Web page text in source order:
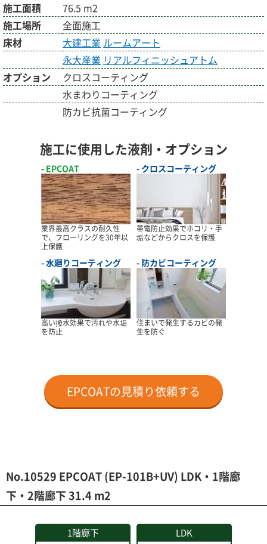
施工面積
76.5 m2
施工場所
全面施工
床材
大建工業 ルームアート
永大産業 リアルフィニッシュアトム
オプション
クロスコーティング
水まわりコーティング
防カビ抗菌コーティング
施工に使用した液剤・オプション
EPCOAT
業界最高クラスの耐久性
で、フローリングを30年以
上保護
クロスコーティング
帯電防止効果でホコリ・手
垢などからクロスを保護
水廻りコーティング
高い撥水効果で汚れや水垢
を防止
防カビコーティング
住まいで発生するカビの発
生を防ぐ
EPCOATの見積り依頼する
No.10529 EPCOAT (EP-101B+UV) LDK・1階廊
下・2階廊下 31.4 m2
1階廊下 LDK